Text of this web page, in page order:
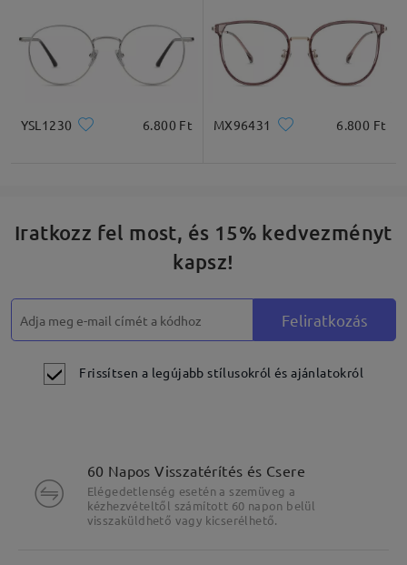
YSL1230 6.800 Ft MX96431 6.800 Ft
Iratkozz fel most, és 15% kedvezményt
kapsz!
Feliratkozás
Frissítsen a legújabb stílusokról és ajánlatokról
60 Napos Visszatérítés és Csere
Elégedetlenség esetén a szemüveg a
kézhezvételtől számított 60 napon belül
visszaküldhető vagy kicserélhető.